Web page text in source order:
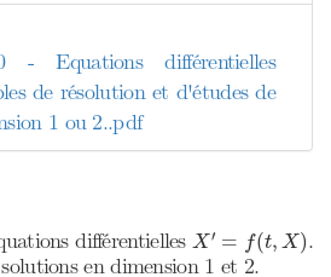
Equations différentielles
de résolution et d'études de
1 ou 2..pdf
différentiellesX ′ = f(t, X)
X′= t,X
.
en dimension 1 et 2.